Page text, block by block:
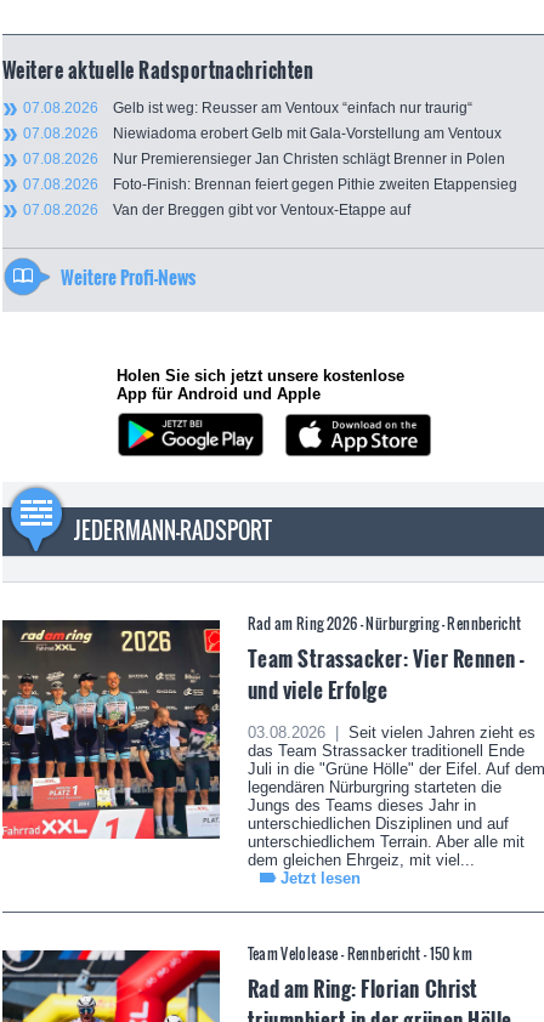
Weitere aktuelle Radsportnachrichten
07.08.2026 Gelb ist weg: Reusser am Ventoux “einfach nur traurig“
07.08.2026 Niewiadoma erobert Gelb mit Gala-Vorstellung am Ventoux
07.08.2026 Nur Premierensieger Jan Christen schlägt Brenner in Polen
07.08.2026 Foto-Finish: Brennan feiert gegen Pithie zweiten Etappensieg
07.08.2026 Van der Breggen gibt vor Ventoux-Etappe auf
Weitere Profi-News
Holen Sie sich jetzt unsere kostenlose
App für Android und Apple
JEDERMANN-RADSPORT
Rad am Ring 2026 - Nürburgring - Rennbericht
Team Strassacker: Vier Rennen -
und viele Erfolge
03.08.2026 |
Seit vielen Jahren zieht es
das Team Strassacker traditionell Ende
Juli in die "Grüne Hölle" der Eifel. Auf dem
legendären Nürburgring starteten die
Jungs des Teams dieses Jahr in
unterschiedlichen Disziplinen und auf
unterschiedlichem Terrain. Aber alle mit
dem gleichen Ehrgeiz, mit viel...
Jetzt lesen
Team Velolease - Rennbericht - 150 km
Rad am Ring: Florian Christ